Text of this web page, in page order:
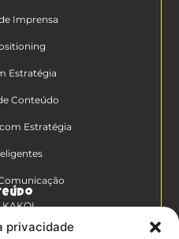
privacidade
Imprensa
Estratégia
Conteúdo
Estratégia
KAKOI
KAKOI